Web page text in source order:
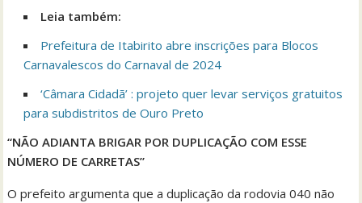
Leia também:
Prefeitura de Itabirito abre inscrições para Blocos
Carnavalescos do Carnaval de 2024
‘Câmara Cidadã’ : projeto quer levar serviços gratuitos
para subdistritos de Ouro Preto
“NÃO ADIANTA BRIGAR POR DUPLICAÇÃO COM ESSE
NÚMERO DE CARRETAS”
O prefeito argumenta que a duplicação da rodovia 040 não